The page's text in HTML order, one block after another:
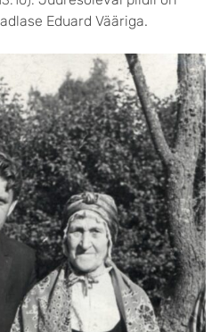
Eduard Vääriga.